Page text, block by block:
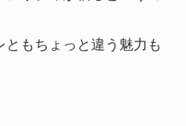
もちょっと違う魅力も